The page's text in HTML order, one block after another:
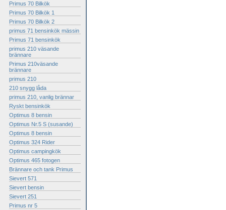
Primus 70 Bilkök
Primus 70 Bilkök 1
Primus 70 Bilkök 2
primus 71 bensinkök mässin
Primus 71 bensinkök
primus 210 väsande
brännare
Primus 210väsande
brännare
primus 210
210 snygg låda
primus 210, vanlig brännar
Ryskt bensinkök
Optimus 8 bensin
Optimus Nr.5 S (susande)
Optimus 8 bensin
Optimus 324 Rider
Optimus campingkök
Optimus 465 fotogen
Brännare och tank Primus
Sievert 571
Sievert bensin
Sievert 251
Primus nr 5